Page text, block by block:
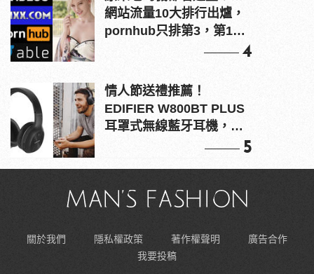
網站流量10大排行出爐，
pornhub只排第3，第1名
4
情人節送禮推薦！
EDIFIER W800BT PLUS
耳罩式無線藍牙耳機，在
5
關於我們 隱私權政策 著作權聲明
廣告合作
我要投稿